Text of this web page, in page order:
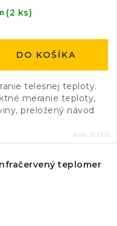
(2 ks)
DO KOŠÍKA
telesnej teploty.
meranie teploty,
preložený návod
Kód: 31.1126
teplomer